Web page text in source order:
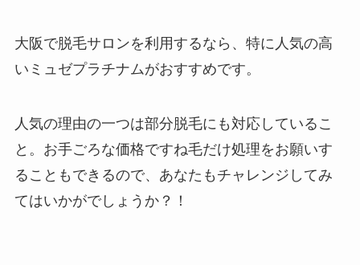
大阪で脱毛サロンを利用するなら、特に人気の高
いミュゼプラチナムがおすすめです。
人気の理由の一つは部分脱毛にも対応しているこ
と。お手ごろな価格ですね毛だけ処理をお願いす
ることもできるので、あなたもチャレンジしてみ
てはいかがでしょうか？！